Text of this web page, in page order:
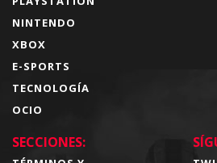
NINTENDO
XBOX
E-SPORTS
TECNOLOGÍA
OCIO
SECCIONES: